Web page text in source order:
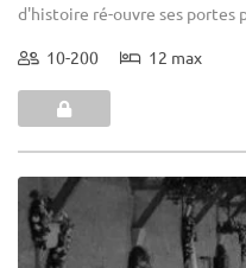
d'histoire ré-ouvre ses portes
10-200 12 max